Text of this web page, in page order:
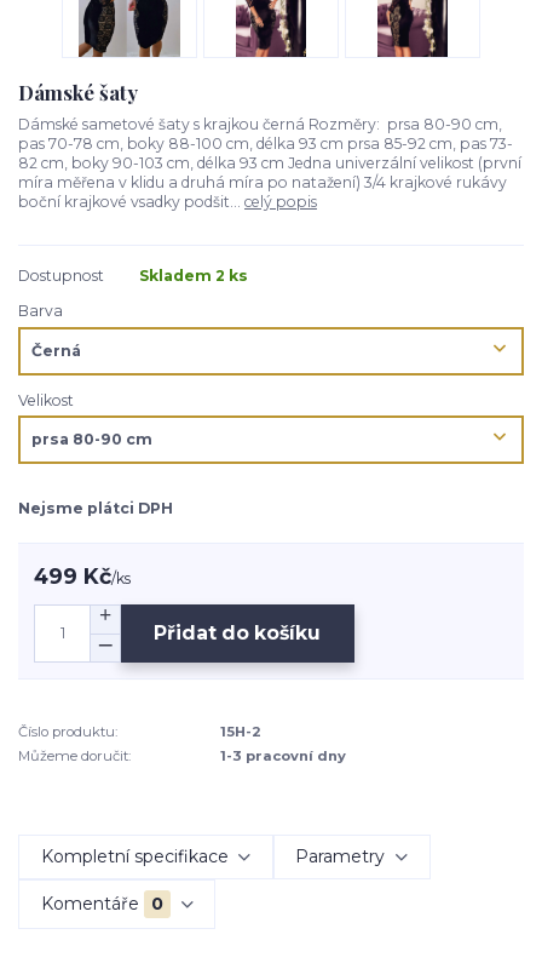
Dámské šaty
Dámské sametové šaty s krajkou černá Rozměry: prsa 80-90 cm,
pas 70-78 cm, boky 88-100 cm, délka 93 cm prsa 85-92 cm, pas 73-
82 cm, boky 90-103 cm, délka 93 cm Jedna univerzální velikost (první
míra měřena v klidu a druhá míra po natažení) 3/4 krajkové rukávy
boční krajkové vsadky podšit... celý popis
Dostupnost
Skladem 2 ks
Barva
Velikost
Nejsme plátci DPH
499 Kč/ks
Přidat do košíku
Číslo produktu:
15H-2
Můžeme doručit:
1-3 pracovní dny
Kompletní specifikace Parametry
Komentáře 0